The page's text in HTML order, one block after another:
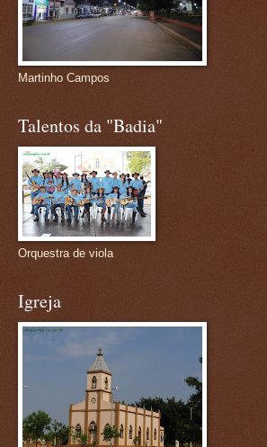
Martinho Campos
Talentos da "Badia"
Orquestra de viola
Igreja